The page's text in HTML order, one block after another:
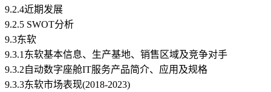
9.2.4近期发展
9.2.5 SWOT分析
9.3东软
9.3.1东软基本信息、生产基地、销售区域及竞争对手
9.3.2自动数字座舱IT服务产品简介、应用及规格
9.3.3东软市场表现(2018-2023)